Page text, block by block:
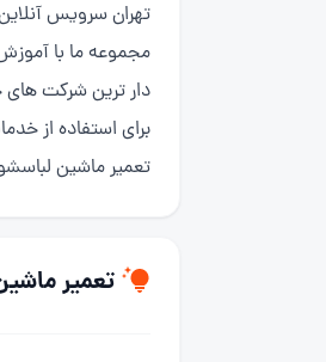
تهران سرویس آنلاین بیش از ۱۰ سال است که در زمینه تعمیر لباسشویی گاسونیک فعالیت داشته وتوانسته
دار ترین شرکت های
برای استفاده از
تعمیر ماشین
تعمیر